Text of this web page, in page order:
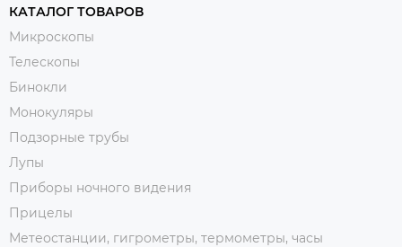
КАТАЛОГ ТОВАРОВ
Микроскопы
Телескопы
Бинокли
Монокуляры
Подзорные трубы
Лупы
Приборы ночного видения
Прицелы
Метеостанции, гигрометры, термометры, часы